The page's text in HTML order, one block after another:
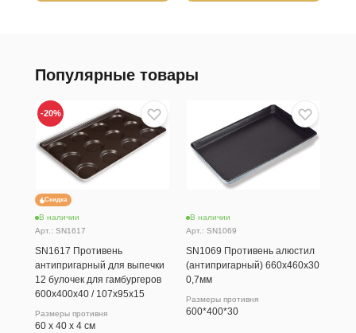
Популярные товары
Скидка
В наличии
Арт.: SN1617
SN1617 Противень
антипригарный для выпечки
12 булочек для гамбургеров
600х400х40 / 107х95х15
Размеры противня
60 х 40 х 4 см
-20%
В наличии
Арт.: SN1069
SN1069 Противень алюстил
(антипригарный) 660х460х30
0,7мм
Размеры противня
600*400*30